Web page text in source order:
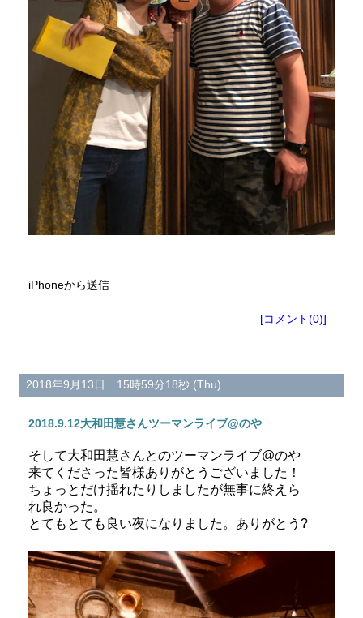
iPhoneから送信
[コメント(0)]
2018年9月13日 15時59分18秒 (Thu)
2018.9.12大和田慧さんツーマンライブ@のや
そして大和田慧さんとのツーマンライブ@のや
来てくださった皆様ありがとうございました！
ちょっとだけ揺れたりしましたが無事に終えら
れ良かった。
とてもとても良い夜になりました。ありがとう?